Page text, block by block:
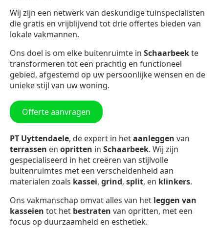
Wij zijn een netwerk van deskundige tuinspecialisten
die gratis en vrijblijvend tot drie offertes bieden van
lokale vakmannen.
Ons doel is om elke buitenruimte in Schaarbeekte
transformeren tot een prachtig en functioneel
gebied, afgestemd op uw persoonlijke wensen en de
unieke stijl van uw woning.
Offerte aanvragen
PT Uyttendaele, de expert in hetaanleggen van
terrassen en opritten in Schaarbeek. Wij zijn
gespecialiseerd in het creëren van stijlvolle
buitenruimtes met een verscheidenheid aan
materialen zoals kassei, grind, split, en klinkers.
Ons vakmanschap omvat alles van het leggen van
kasseien tot het bestraten van opritten, met een
focus op duurzaamheid en esthetiek.